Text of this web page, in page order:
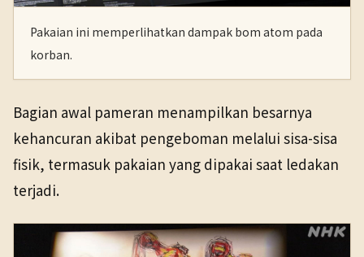
Pakaian ini memperlihatkan dampak bom atom pada
korban.
Bagian awal pameran menampilkan besarnya
kehancuran akibat pengeboman melalui sisa-sisa
fisik, termasuk pakaian yang dipakai saat ledakan
terjadi.